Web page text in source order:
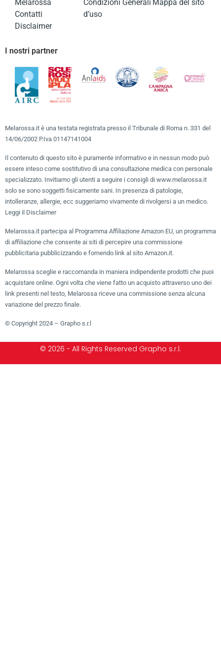
Melarossa
Contatti
Disclaimer
Condizioni Generali
d’uso
Mappa del sito
I nostri partner
Melarossa.it è una testata registrata presso il Tribunale di Roma n. 331 del
14/06/2002 P.Iva 01147141004
Il contenuto di questo sito è puramente informativo e in nessun modo può
essere inteso come sostitutivo di una consultazione medica con personale
specializzato. Invitiamo gli utenti a seguire i consigli di www.melarossa.it
solo se sono soggetti fisicamente sani. In presenza di patologie,
intolleranze, allergie, ecc suggeriamo vivamente di rivolgersi a un medico.
Leggi il Disclaimer
Melarossa.it partecipa al Programma Affiliazione Amazon EU, un programma
di affiliazione che consente ai siti di percepire una commissione
pubblicitaria pubblicizzando e fornendo link al sito Amazon.it.
Melarossa sceglie e raccomanda in maniera indipendente prodotti che puoi
acquistare online. Ogni volta che viene fatto un acquisto attraverso uno dei
link presenti nel testo, Melarossa riceve una commissione senza alcuna
variazione del prezzo finale.
© Copyright 2024 – Grapho s.r.l
© 2026 - All Rights Reserved Grapho s.r.l.